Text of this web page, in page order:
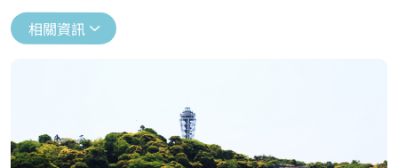
相關資訊